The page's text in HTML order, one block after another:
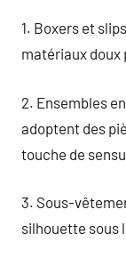
1. Boxers et
matériaux
2. Ensembles
adoptent des
touche de
3. Sous-
silhouette sous